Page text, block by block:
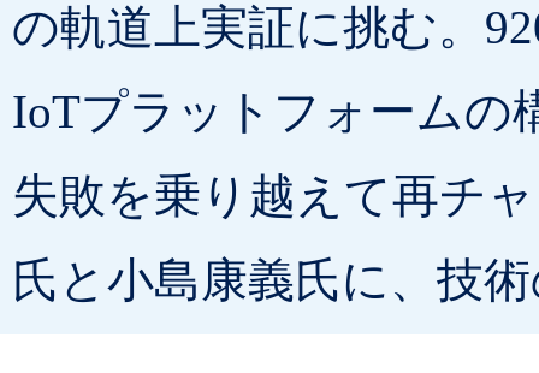
の軌道上実証に挑む。
IoTプラットフォームの
失敗を乗り越えて再チ
氏と小島康義氏に、技